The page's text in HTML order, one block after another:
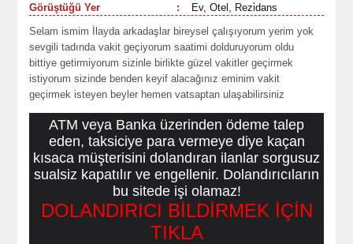
Görüştüğü Yer
:
Ev, Otel, Rezi̇dans
Selam ismim İlayda arkadaşlar bireysel çalışıyorum yerim yok
sevgili tadında vakit geçiyorum saatimi dolduruyorum oldu
bittiye getirmiyorum sizinle birlikte güzel vakitler geçirmek
istiyorum sizinde benden keyif alacağınız eminim vakit
geçirmek isteyen beyler hemen vatsaptan ulaşabilirsiniz
ATM veya Banka üzerinden ödeme talep
eden, taksiciye para vermeye diye kaçan
kısaca müşterisini dolandıran ilanlar sorgusuz
sualsiz kapatılır ve engellenir. Dolandırıcıların
bu sitede işi olamaz!
DOLANDIRICI BİLDİRMEK İÇİN
TIKLA